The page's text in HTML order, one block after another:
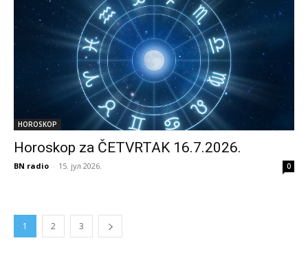
HOROSKOP
Horoskop za ČETVRTAK 16.7.2026.
BN radio - 15. јул 2026. 0
1 2 3